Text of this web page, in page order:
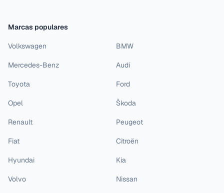
Marcas populares
Volkswagen BMW
Mercedes-Benz Audi
Toyota Ford
Opel Škoda
Renault Peugeot
Fiat Citroën
Hyundai Kia
Volvo Nissan